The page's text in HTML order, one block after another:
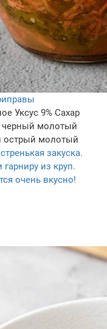
Уксус 9% Сахар
черный молотый
острый молотый
закуска.
из круп.
очень вкусно!